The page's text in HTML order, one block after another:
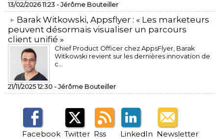
13/02/2026 11:23 -Jérôme Bouteiller
​Barak Witkowski, Appsflyer : « Les marketeurs
peuvent désormais visualiser un parcours
client unifié »
Chief Product Officer chez AppsFlyer, ​Barak
Witkowski revient sur les dernières innovation de
c...
21/11/2025 12:30 -Jérôme Bouteiller
Facebook Twitter Rss LinkedIn Newsletter